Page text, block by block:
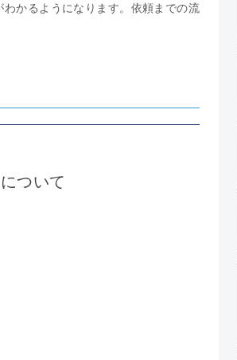
かるようになります。依頼までの流
ついて